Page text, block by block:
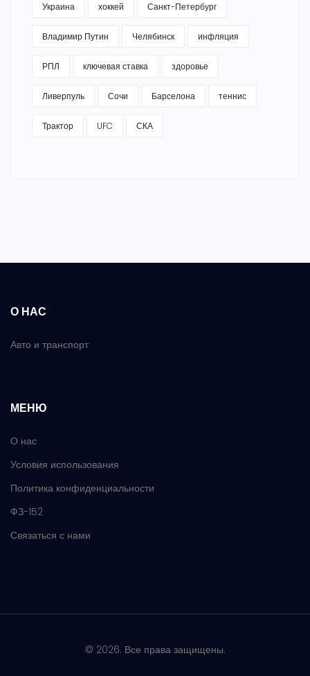
Украина хоккей Санкт-Петербург
Владимир Путин Челябинск инфляция
РПЛ ключевая ставка здоровье
Ливерпуль Сочи Барселона теннис
Трактор UFC СКА
О НАС
Авто и транспорт
МЕНЮ
О нас
Условия использования
Политика конфиденциальности
ФЗ-152
Связаться с нами
© 2026. Все права защищены.